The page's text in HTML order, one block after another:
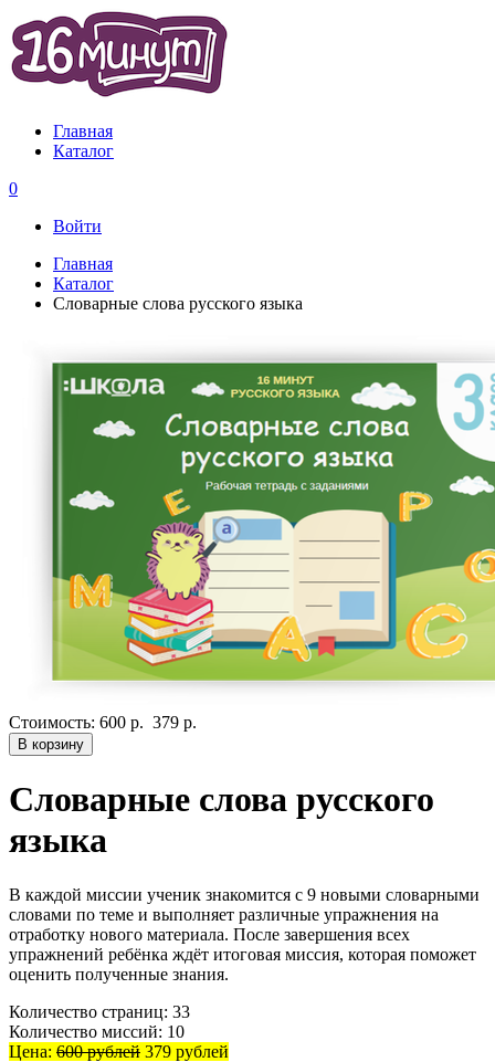
Главная
Каталог
0
Войти
Главная
Каталог
Словарные слова русского языка
Стоимость: 600 р. 379 р.
В корзину
Словарные слова русского
языка
В каждой миссии ученик знакомится с 9 новыми словарными
словами по теме и выполняет различные упражнения на
отработку нового материала. После завершения всех
упражнений ребёнка ждёт итоговая миссия, которая поможет
оценить полученные знания.
Количество страниц: 33
Количество миссий: 10
Цена: 600 рублей 379 рублей